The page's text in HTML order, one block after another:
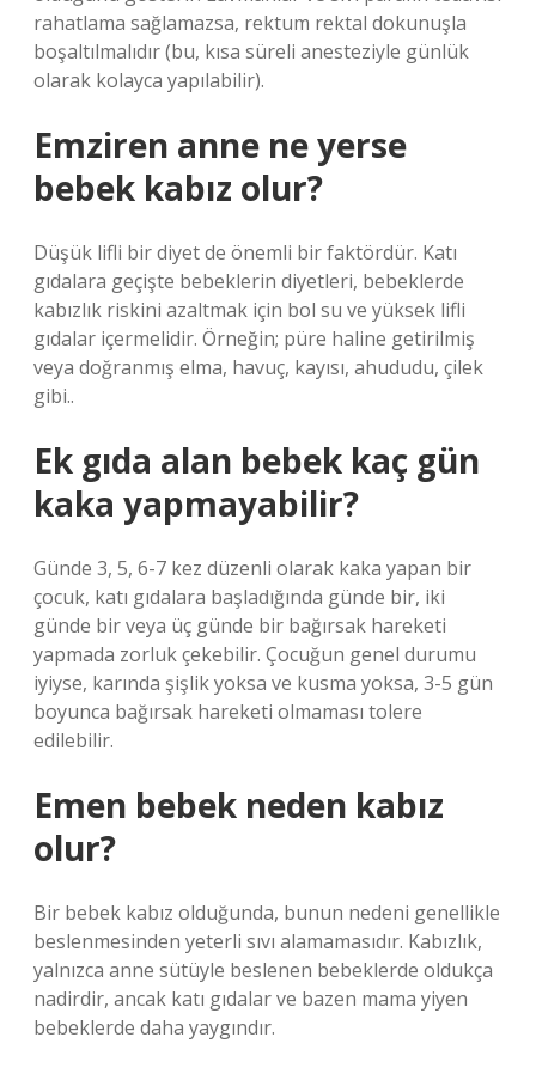
rahatlama sağlamazsa, rektum rektal dokunuşla
boşaltılmalıdır (bu, kısa süreli anesteziyle günlük
olarak kolayca yapılabilir).
Emziren anne ne yerse
bebek kabız olur?
Düşük lifli bir diyet de önemli bir faktördür. Katı
gıdalara geçişte bebeklerin diyetleri, bebeklerde
kabızlık riskini azaltmak için bol su ve yüksek lifli
gıdalar içermelidir. Örneğin; püre haline getirilmiş
veya doğranmış elma, havuç, kayısı, ahududu, çilek
gibi..
Ek gıda alan bebek kaç gün
kaka yapmayabilir?
Günde 3, 5, 6-7 kez düzenli olarak kaka yapan bir
çocuk, katı gıdalara başladığında günde bir, iki
günde bir veya üç günde bir bağırsak hareketi
yapmada zorluk çekebilir. Çocuğun genel durumu
iyiyse, karında şişlik yoksa ve kusma yoksa, 3-5 gün
boyunca bağırsak hareketi olmaması tolere
edilebilir.
Emen bebek neden kabız
olur?
Bir bebek kabız olduğunda, bunun nedeni genellikle
beslenmesinden yeterli sıvı alamamasıdır. Kabızlık,
yalnızca anne sütüyle beslenen bebeklerde oldukça
nadirdir, ancak katı gıdalar ve bazen mama yiyen
bebeklerde daha yaygındır.